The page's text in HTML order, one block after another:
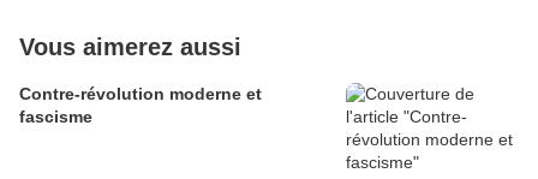
Vous aimerez aussi
Contre-révolution moderne et
fascisme